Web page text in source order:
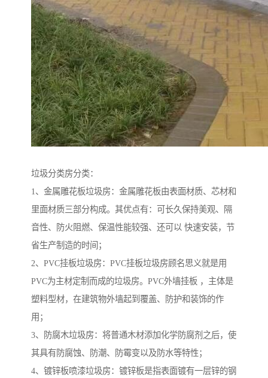
垃圾分类房分类：
1、金属雕花板垃圾房：金属雕花板由表面材质、芯材和
里面材质三部分构成。其优点有：可长久保持美观、隔
音性、防火阻燃、保温性能较强、还可以 快速安装，节
省生产制造的时间；
2、PVC挂板垃圾房：PVC挂板垃圾房顾名思义就是用
PVC为主材定制而成的垃圾房。PVC外墙挂板 ，主体是
塑料型材，在建筑物外墙起到覆盖、防护和装饰的作
用；
3、防腐木垃圾房：将普通木材添加化学防腐剂之后，使
其具有防腐蚀、防潮、防霉变以及防水等特性；
4、镀锌板喷漆垃圾房：镀锌板是指表面镀有一层锌的钢